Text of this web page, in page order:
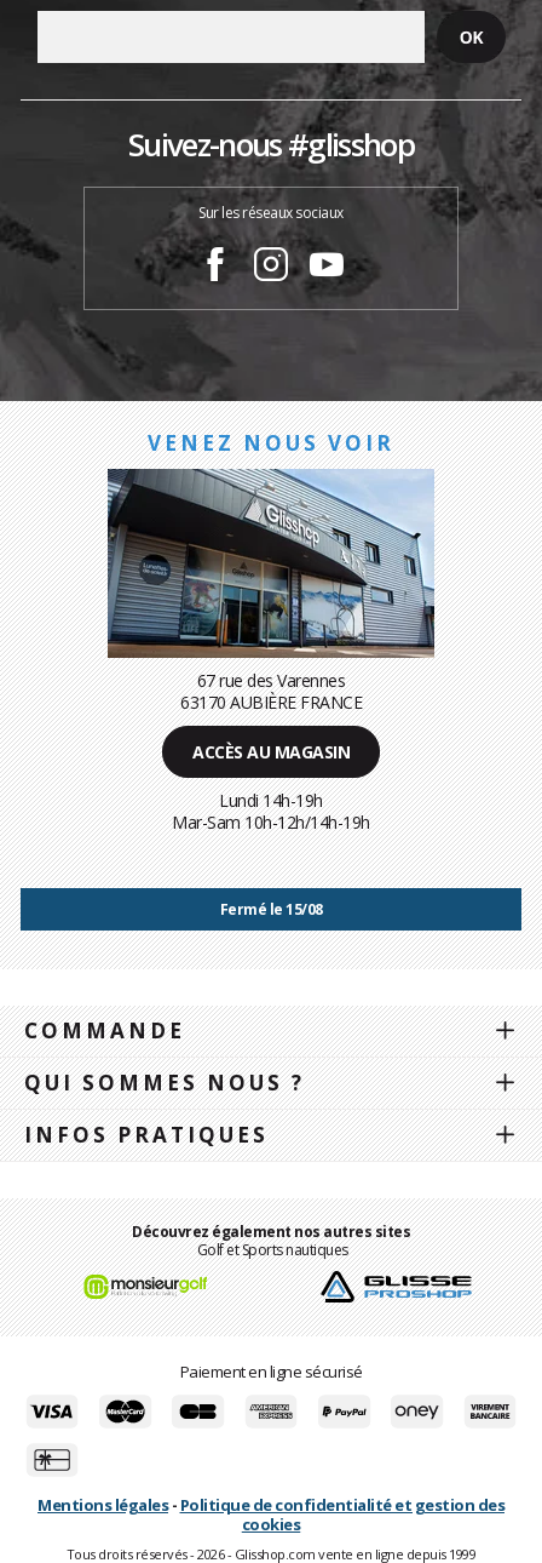
Suivez-nous #glisshop
Sur les réseaux sociaux
VENEZ NOUS VOIR
67 rue des Varennes
63170 AUBIÈRE FRANCE
ACCÈS AU MAGASIN
Lundi 14h-19h
Mar-Sam 10h-12h/14h-19h
Fermé le 15/08
COMMANDE
QUI SOMMES NOUS ?
INFOS PRATIQUES
Découvrez également nos autres sites
Golf et Sports nautiques
Paiement en ligne sécurisé
Mentions légales- Politique de confidentialité et gestion des
cookies
Tous droits réservés - 2026 - Glisshop.com vente en ligne depuis 1999